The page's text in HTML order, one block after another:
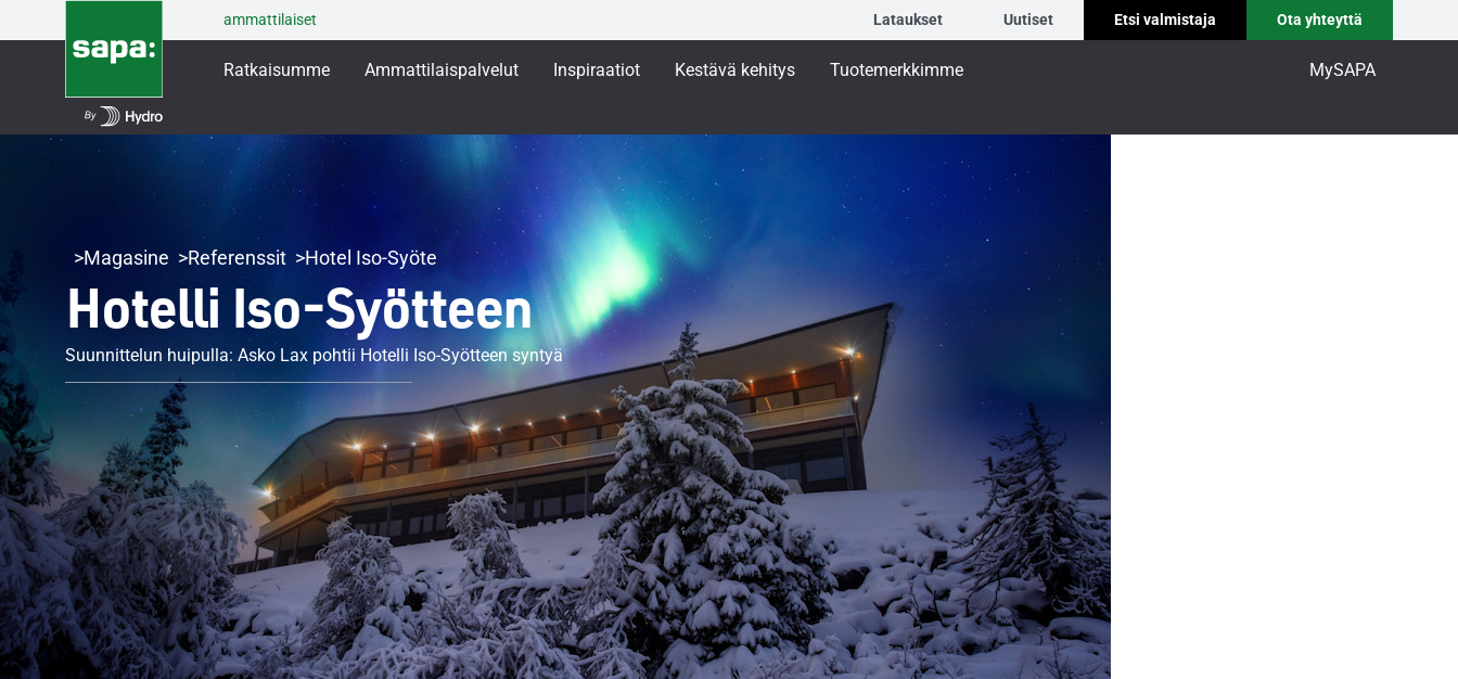
ammattilaiset Lataukset Uutiset Etsi valmistaja Ota yhteyttä
Ratkaisumme Ammattilaispalvelut Inspiraatiot Kestävä kehitys Tuotemerkkimme MySAPA
Magasine Referenssit Hotel Iso-Syöte
Hotelli Iso-Syötteen
Suunnittelun huipulla: Asko Lax pohtii Hotelli Iso-Syötteen syntyä